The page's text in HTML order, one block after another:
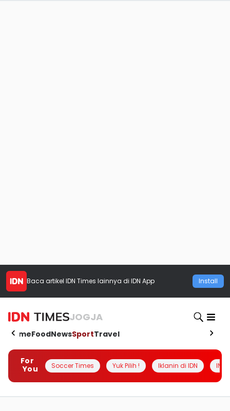
Baca artikel IDN Times lainnya di IDN App Install
JOGJA
HomeFoodNewsSportTravel
For
You
Soccer Times Yuk Pilih ! Iklanin di IDN